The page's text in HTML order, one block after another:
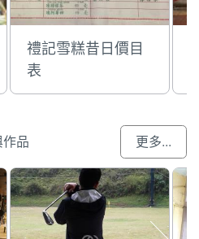
禮記雪糕昔日價目
表
品 更多...